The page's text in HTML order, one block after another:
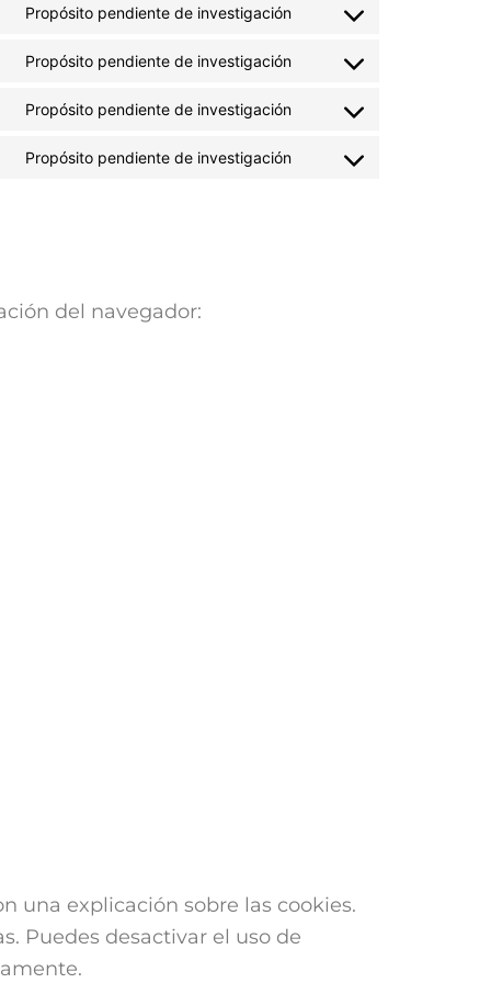
Propósito pendiente de investigación
Propósito pendiente de investigación
Propósito pendiente de investigación
Propósito pendiente de investigación
del navegador:
una explicación sobre las cookies.
Puedes desactivar el uso de